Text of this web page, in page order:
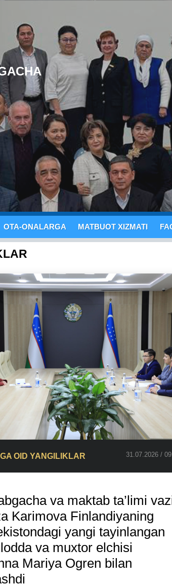
OTA-ONALARGA MATBUOT XIZMATI
OID YANGILIKLAR 31.07.2026 /
va maktab ta’limi
Karimova Finlandiyaning
yangi tayinlangan
va muxtor elchisi
Mariya Ogren bilan